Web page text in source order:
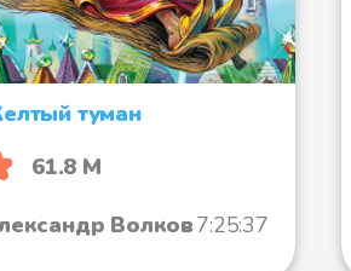
туман
61.8 М
Волков7:25:37